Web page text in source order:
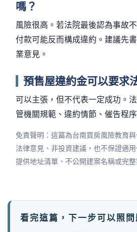
嗎？
風險很高。若法院最後認為事故
付款可能反而構成違約。建議先
業意見。
預售屋違約金可以要求
可以主張，但不代表一定成功。
管機關規範、違約情節、催告程
免責聲明：這篇為台南買房風險教育
法律意見、非投資建議，也不保證適
提供地址清單、不公開建案名稱或完整
看完這篇，下一步可以照問